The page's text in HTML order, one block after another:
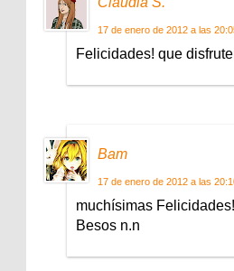
17 de enero de 2012 a las
Felicidades! que
Bam
17 de enero de 2012 a las
muchísimas
Besos n.n